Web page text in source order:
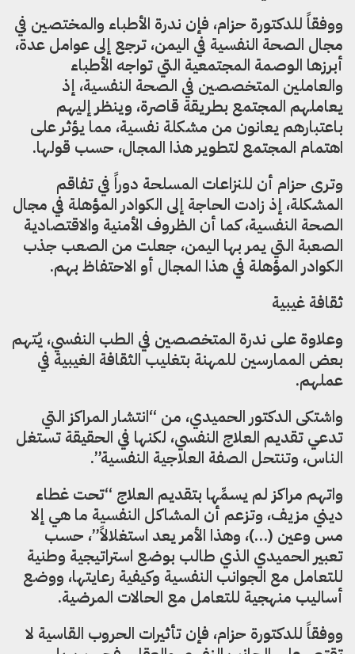
ووفقاً للدكتورة حزام، فإن ندرة الأطباء والمختصين في
مجال الصحة النفسية في اليمن، ترجع إلى عوامل عدة،
أبرزها الوصمة المجتمعية التي تواجه الأطباء
والعاملين المتخصصين في الصحة النفسية، إذ
يعاملهم المجتمع بطريقة قاصرة، وينظر إليهم
باعتبارهم يعانون من مشكلة نفسية، مما يؤثر على
اهتمام المجتمع لتطوير هذا المجال، حسب قولها.
وترى حزام أن للنزاعات المسلحة دوراً في تفاقم
المشكلة، إذ زادت الحاجة إلى الكوادر المؤهلة في مجال
الصحة النفسية، كما أن الظروف الأمنية والاقتصادية
الصعبة التي يمر بها اليمن، جعلت من الصعب جذب
الكوادر المؤهلة في هذا المجال أو الاحتفاظ بهم.
ثقافة غيبية
وعلاوة على ندرة المتخصصين في الطب النفسي، يُتهم
بعض الممارسين للمهنة بتغليب الثقافة الغيبية في
عملهم.
واشتكى الدكتور الحميدي، من “انتشار المراكز التي
تدعي تقديم العلاج النفسي، لكنها في الحقيقة تستغل
الناس، وتنتحل الصفة العلاجية النفسية”.
واتهم مراكز لم يسمِّها بتقديم العلاج “تحت غطاء
ديني مزيف، وتزعم أن المشاكل النفسية ما هي إلا
مس وعين (…)، وهذا الأمر يعد استغلالاً”، حسب
تعبير الحميدي الذي طالب بوضع استراتيجية وطنية
للتعامل مع الجوانب النفسية وكيفية رعايتها، ووضع
أساليب منهجية للتعامل مع الحالات المرضية.
ووفقاً للدكتورة حزام، فإن تأثيرات الحروب القاسية لا